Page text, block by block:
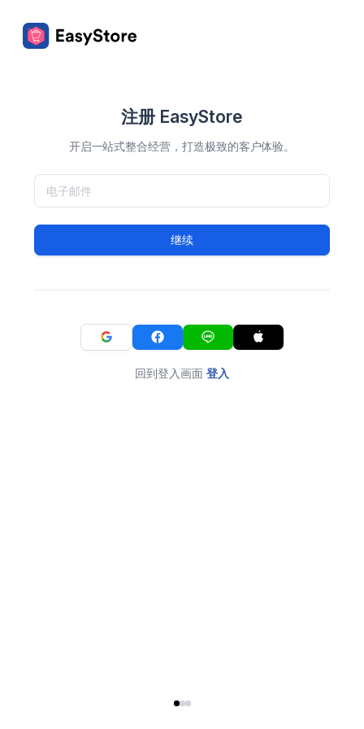
注册 EasyStore
开启一站式整合经营，打造极致的客户体验。
继续
回到登入画面 登入